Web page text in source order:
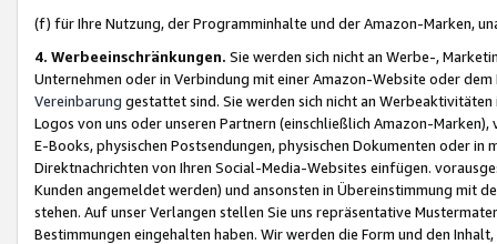
(f) für Ihre Nutzung, der Programminhalte und der Amazon-Marken,
4. Werbeeinschränkungen. Sie werden sich nicht an Werbe-,
Unternehmen oder in Verbindung mit einer Amazon-Website oder
Vereinbarung gestattet sind. Sie werden sich nicht an
Logos von uns oder unseren Partnern (einschließlich Amazon-
E-Books, physischen Postsendungen, physischen Dokumenten oder in
Direktnachrichten von Ihren Social-Media-Websites einfügen.
Kunden angemeldet werden) und ansonsten in Übereinstimmung mit
stehen. Auf unser Verlangen stellen Sie uns repräsentative
Bestimmungen eingehalten haben. Wir werden die Form und den